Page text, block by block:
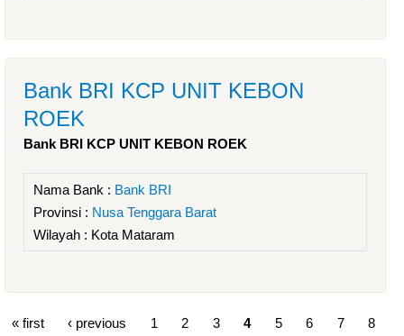
Bank BRI KCP UNIT KEBON
ROEK
Bank BRI KCP UNIT KEBON ROEK
Nama Bank : Bank BRI
Provinsi : Nusa Tenggara Barat
Wilayah : Kota Mataram
« first ‹ previous 1 2 3 4 5 6 7
8